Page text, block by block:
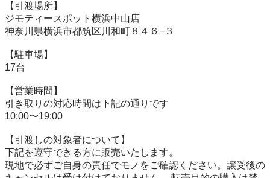
【引渡場所】
ジモティースポット横浜中山店
神奈川県横浜市都筑区川和町８４６−３
【駐⾞場】
17台
【営業時間】
引き取りの対応時間は下記の通りです
10:00〜19:00
【引渡しの対象者について】
下記を遵守できる⽅に販売いたします。
現地で必ずご⾃⾝の責任でモノをご確認ください。譲受後の